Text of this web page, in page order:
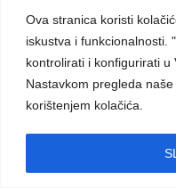
Ova stranica koristi
iskustva i funkcionalnosti.
kontrolirati i konfigurirati u
Nastavkom pregleda
korištenjem kolačića.
Carmelite Sisters